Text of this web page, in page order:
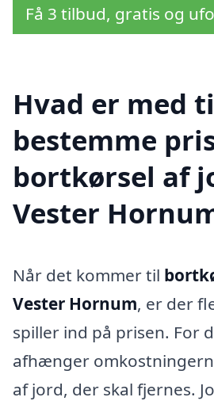
Få 3 tilbud, gratis og
Hvad er med
bestemme
bortkørsel af
Vester
Når det kommer til
Vester Hornum, er der
spiller ind på prisen. For
afhænger
af jord, der skal fjernes.